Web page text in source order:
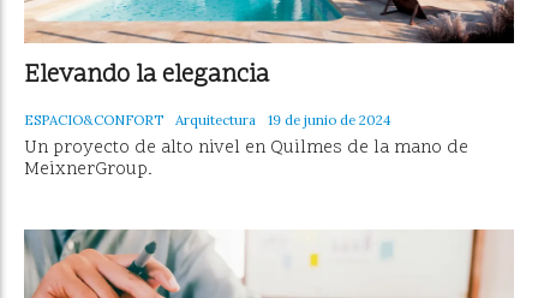
Elevando la elegancia
ESPACIO&CONFORT Arquitectura 19 de junio de 2024
Un proyecto de alto nivel en Quilmes de la mano de
MeixnerGroup.